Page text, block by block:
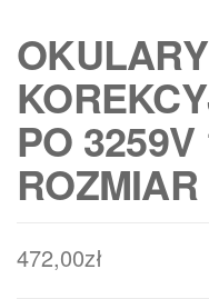
OKULARY
PO
ROZMIAR
472,00zł